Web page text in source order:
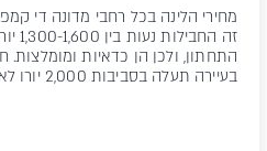
מחירי הלינה בכל רחבי מדונה די
זה
התחתון, ולכן הן כדאיות
בעיירה תעלה בסביבות 2,000 יורו לאדם.